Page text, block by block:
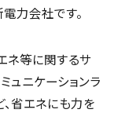
力会社です。
ネ等に関するサ
ュニケーションラ
省エネにも力を